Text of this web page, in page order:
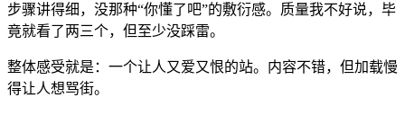
步骤讲得细，没那种“你懂了吧”的敷衍感。质量我不好说，毕
竟就看了两三个，但至少没踩雷。
整体感受就是：一个让人又爱又恨的站。内容不错，但加载慢
得让人想骂街。